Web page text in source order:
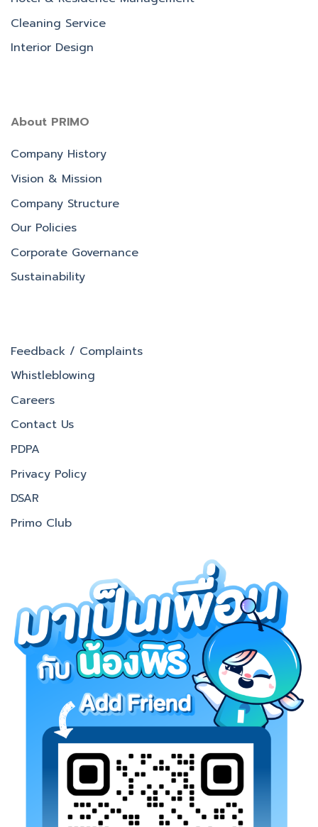
Cleaning Service
Interior Design
About PRIMO
Company History
Vision & Mission
Company Structure
Our Policies
Corporate Governance
Sustainability
Feedback / Complaints
Whistleblowing
Careers
Contact Us
PDPA
Privacy Policy
DSAR
Primo Club